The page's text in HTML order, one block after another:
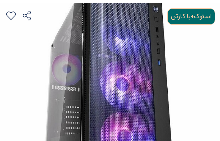
استوک+با کارتن